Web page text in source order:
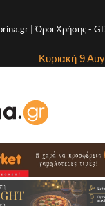
|Όροι Χρήσης-
Κυριακή 9